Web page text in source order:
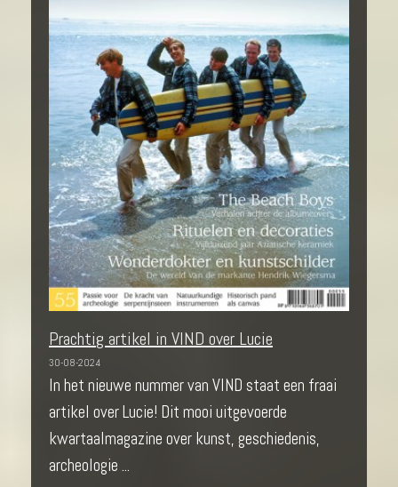
Prachtig artikel in VIND over Lucie
30-08-2024
In het nieuwe nummer van VIND staat een fraai
artikel over Lucie! Dit mooi uitgevoerde
kwartaalmagazine over kunst, geschiedenis,
archeologie ...